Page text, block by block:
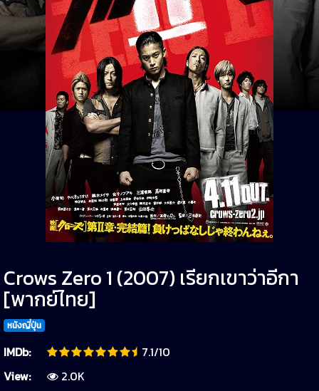
Crows Zero 1 (2007) เรียกเขาว่าอีกา
[พากย์ไทย]
หนังญี่ปุ่น
IMDb:
7.1/10
View:
2.0K